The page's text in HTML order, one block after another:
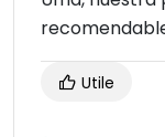
Utile